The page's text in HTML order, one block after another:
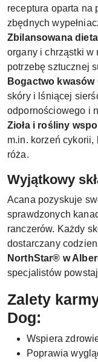
receptura oparta na
zbędnych
Zbilansowana
organy i chrząstki w
potrzebę sztucznej
Bogactwo kwasów
skóry i lśniącej
odpornościowego i
Zioła i rośliny
m.in. korzeń cykorii,
róża.
Wyjątkowy
Acana pozyskuje
sprawdzonych
ranczerów. Każdy
dostarczany
NorthStar® w
specjalistów
Zalety
Dog:
Wspiera
Poprawia